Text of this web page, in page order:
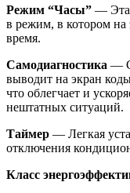
Режим “Часы” — Эта
в режим, в котором на
время.
Самодиагностика —
выводит на экран
что облегчает и
нештатных ситуаций.
Таймер — Легкая
отключения
Класс